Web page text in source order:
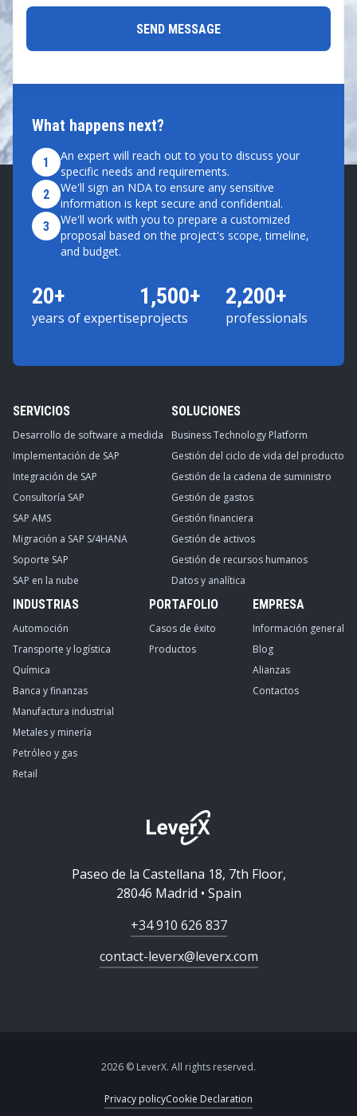
What happens next?
1
An expert will reach out to you to discuss your
specific needs and requirements.
2
We'll sign an NDA to ensure any sensitive
information is kept secure and confidential.
3
We'll work with you to prepare a customized
proposal based on the project's scope, timeline,
and budget.
20+
years of expertise
1,500+
projects
2,200+
professionals
SERVICIOS
Desarrollo de software a medida
Implementación de SAP
Integración de SAP
Consultoría SAP
SAP AMS
Migración a SAP S/4HANA
Soporte SAP
SAP en la nube
SOLUCIONES
Business Technology Platform
Gestión del ciclo de vida del producto
Gestión de la cadena de suministro
Gestión de gastos
Gestión financiera
Gestión de activos
Gestión de recursos humanos
Datos y analítica
INDUSTRIAS
Automoción
Transporte y logística
Química
Banca y finanzas
Manufactura industrial
Metales y minería
Petróleo y gas
Retail
PORTAFOLIO
Casos de éxito
Productos
EMPRESA
Información general
Blog
Alianzas
Contactos
Paseo de la Castellana 18, 7th Floor,
28046 Madrid • Spain
+34 910 626 837
contact-leverx@leverx.com
2026 © LeverX. All rights reserved.
Privacy policyCookie Declaration